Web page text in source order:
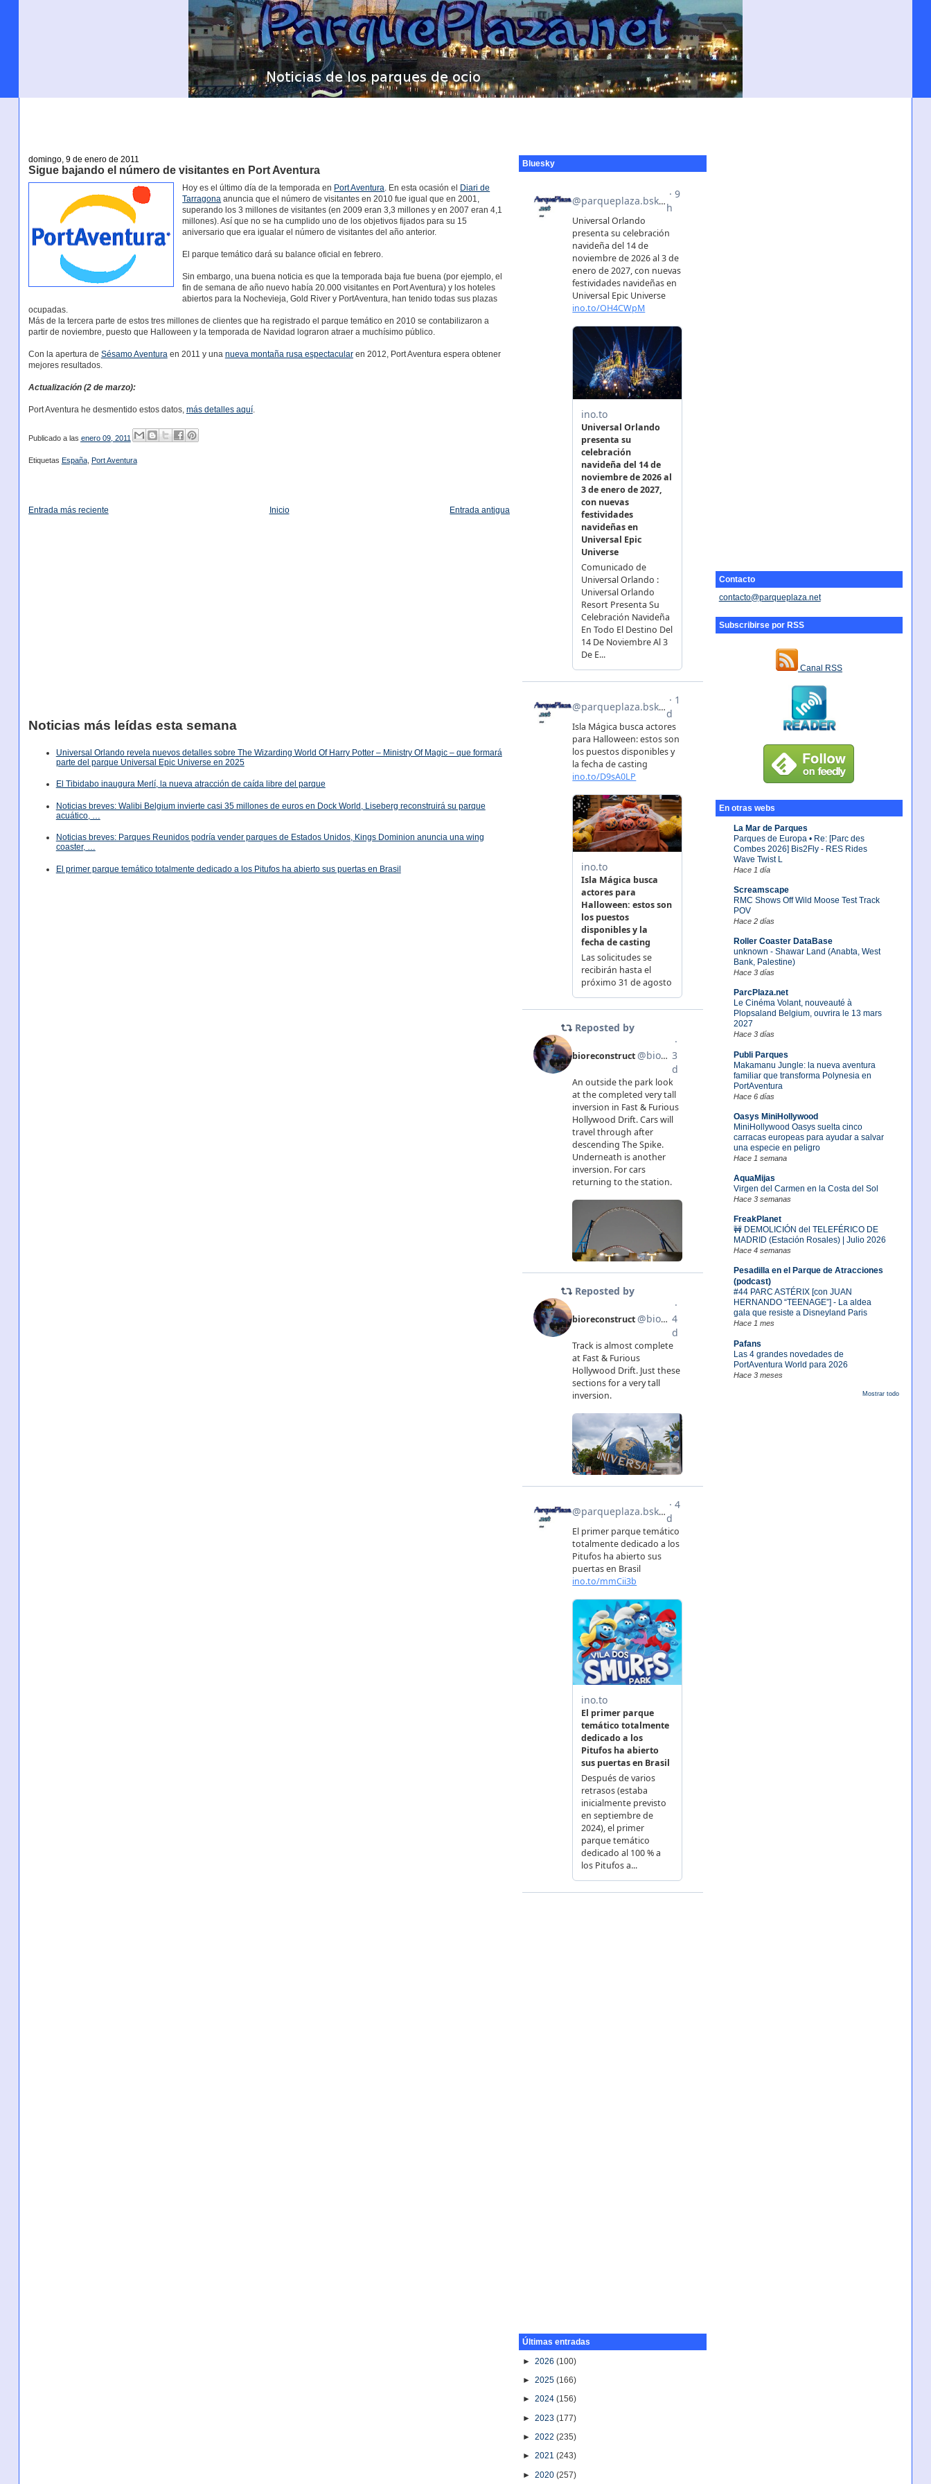
Contacto
contacto@parqueplaza.net
Subscribirse por RSS
Canal RSS
En otras webs
La Mar de Parques
Parques de Europa • Re: [Parc des
Combes 2026] Bis2Fly - RES Rides
Wave Twist L
Hace 1 día
Screamscape
RMC Shows Off Wild Moose Test Track
POV
Hace 2 días
Roller Coaster DataBase
unknown - Shawar Land (Anabta, West
Bank, Palestine)
Hace 3 días
ParcPlaza.net
Le Cinéma Volant, nouveauté à
Plopsaland Belgium, ouvrira le 13 mars
2027
Hace 3 días
Publi Parques
Makamanu Jungle: la nueva aventura
familiar que transforma Polynesia en
PortAventura
Hace 6 días
Oasys MiniHollywood
MiniHollywood Oasys suelta cinco
carracas europeas para ayudar a salvar
una especie en peligro
Hace 1 semana
AquaMijas
Virgen del Carmen en la Costa del Sol
Hace 3 semanas
FreakPlanet
🚧 DEMOLICIÓN del TELEFÉRICO DE
MADRID (Estación Rosales) | Julio 2026
Hace 4 semanas
Pesadilla en el Parque de Atracciones
(podcast)
#44 PARC ASTÉRIX [con JUAN
HERNANDO “TEENAGE”] - La aldea
gala que resiste a Disneyland Paris
Hace 1 mes
Pafans
Las 4 grandes novedades de
PortAventura World para 2026
Hace 3 meses
Mostrar todo
domingo, 9 de enero de 2011
Sigue bajando el número de visitantes en Port Aventura
Hoy es el último día de la temporada en Port Aventura. En esta ocasión el
Diari de
Tarragona anuncia que el número de visitantes en 2010 fue igual que en 2001,
superando los 3 millones de visitantes (en 2009 eran 3,3 millones y en 2007 eran 4,1
millones). Así que no se ha cumplido uno de los objetivos fijados para su 15
aniversario que era igualar el número de visitantes del año anterior.
El parque temático dará su balance oficial en febrero.
Sin embargo, una buena noticia es que la temporada baja fue buena (por ejemplo, el
fin de semana de año nuevo había 20.000 visitantes en Port Aventura) y los hoteles
abiertos para la Nochevieja, Gold River y PortAventura, han tenido todas sus plazas
ocupadas.
Más de la tercera parte de estos tres millones de clientes que ha registrado el parque temático en 2010 se contabilizaron a
partir de noviembre, puesto que Halloween y la temporada de Navidad lograron atraer a muchísimo público.
Con la apertura de Sésamo Aventuraen 2011 y una nueva montaña rusa espectacularen 2012, Port Aventura espera obtener
mejores resultados.
Actualización (2 de marzo):
Port Aventura he desmentido estos datos, más detalles aquí.
Publicado a las enero 09, 2011
Etiquetas España, Port Aventura
Entrada más reciente Entrada antigua
Inicio
Noticias más leídas esta semana
Universal Orlando revela nuevos detalles sobre The Wizarding World Of Harry Potter – Ministry Of Magic – que formará
parte del parque Universal Epic Universe en 2025
El Tibidabo inaugura Merlí, la nueva atracción de caída libre del parque
Noticias breves: Walibi Belgium invierte casi 35 millones de euros en Dock World, Liseberg reconstruirá su parque
acuático, …
Noticias breves: Parques Reunidos podría vender parques de Estados Unidos, Kings Dominion anuncia una wing
coaster, …
El primer parque temático totalmente dedicado a los Pitufos ha abierto sus puertas en Brasil
Bluesky
Últimas entradas
►2026(100)
►2025(166)
►2024(156)
►2023(177)
►2022(235)
►2021(243)
►2020(257)